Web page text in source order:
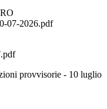
07-2026.pdf
provvisorie - 10 luglio